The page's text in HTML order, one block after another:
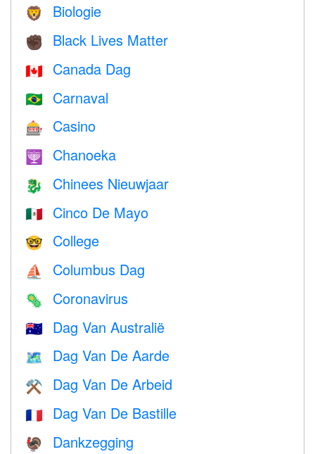
🦁 Biologie
✊🏿 Black Lives Matter
🇨🇦 Canada Dag
🇧🇷 Carnaval
🎰 Casino
🕎 Chanoeka
🐉 Chinees Nieuwjaar
🇲🇽 Cinco De Mayo
🤓 College
⛵️ Columbus Dag
🦠 Coronavirus
🇦🇺 Dag Van Australië
🗺️ Dag Van De Aarde
⚒️ Dag Van De Arbeid
🇫🇷 Dag Van De Bastille
🦃 Dankzegging